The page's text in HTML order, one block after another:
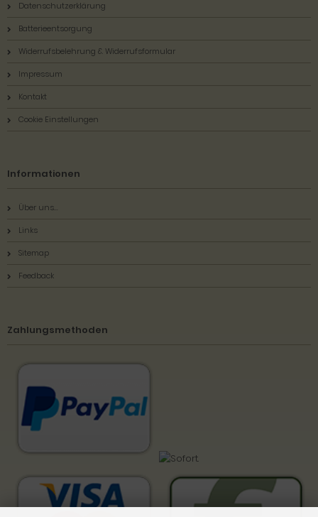
Datenschutzerklärung
Batterieentsorgung
Widerrufsbelehrung & Widerrufsformular
Impressum
Kontakt
Cookie Einstellungen
Informationen
Über uns...
Links
Sitemap
Feedback
Zahlungsmethoden